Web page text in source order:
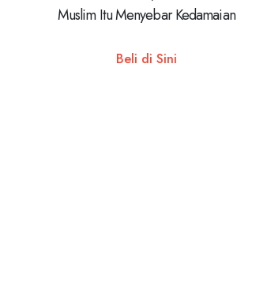
Muslim Itu Menyebar Kedamaian
Beli di Sini